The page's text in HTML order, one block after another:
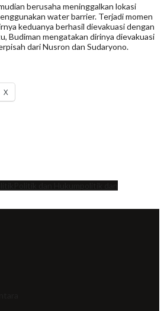
berusaha meninggalkan lokasi
water barrier. Terjadi momen
keduanya berhasil dievakuasi dengan
Budiman mengatakan dirinya dievakuasi
dari Nusron dan Sudaryono.
X